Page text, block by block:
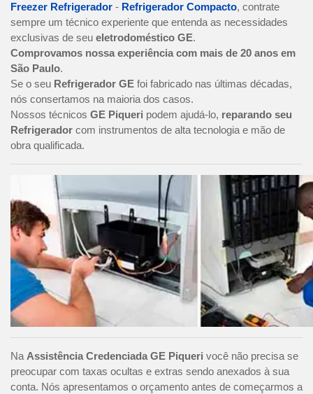
Freezer Refrigerador - Refrigerador Compacto, contrate
sempre um técnico experiente que entenda as necessidades
exclusivas de seu eletrodoméstico GE.
Comprovamos nossa experiência com mais de 20 anos em
São Paulo.
Se o seu Refrigerador GE foi fabricado nas últimas décadas,
nós consertamos na maioria dos casos.
Nossos técnicos GE Piqueri podem ajudá-lo, reparando seu
Refrigerador com instrumentos de alta tecnologia e mão de
obra qualificada.
Na Assistência Credenciada GE Piqueri você não precisa se
preocupar com taxas ocultas e extras sendo anexados à sua
conta. Nós apresentamos o orçamento antes de começarmos a